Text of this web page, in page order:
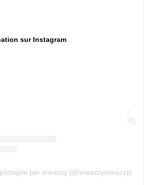
sur Instagram
par sneazzy (@sneazzysneazzy)